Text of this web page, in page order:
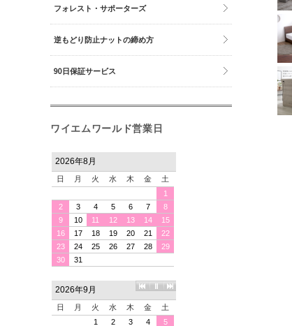
フォレスト・サポーターズ
逆もどり防止ナットの締め方
90日保証サービス
ワイエムワールド営業日